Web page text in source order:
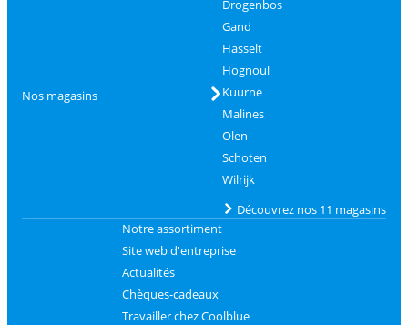
Nos magasins
Drogenbos
Gand
Hasselt
Hognoul
Kuurne
Malines
Olen
Schoten
Wilrijk
Découvrez nos 11 magasins
Notre assortiment
Site web d'entreprise
Actualités
Chèques-cadeaux
Travailler chez Coolblue